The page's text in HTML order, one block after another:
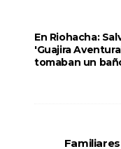
En Riohacha:
'Guajira
tomaban un